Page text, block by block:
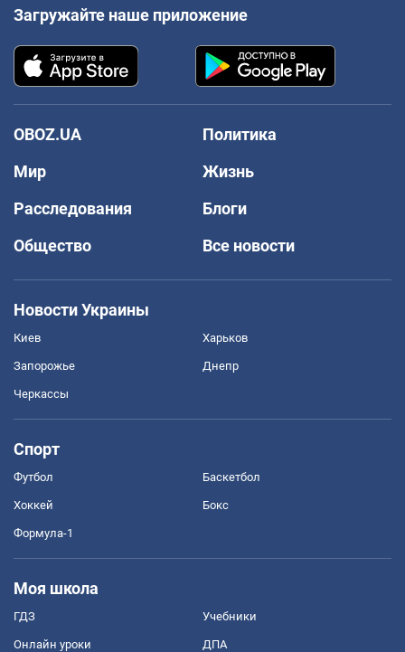
Загружайте наше приложение
OBOZ.UA
Политика
Мир
Жизнь
Расследования
Блоги
Общество
Все новости
Новости Украины
Киев Харьков
Запорожье Днепр
Черкассы
Спорт
Футбол Баскетбол
Хоккей Бокс
Формула-1
Моя школа
ГДЗ Учебники
Онлайн уроки ДПА